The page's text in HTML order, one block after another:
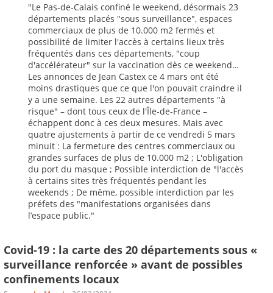
"Le Pas-de-Calais confiné le weekend, désormais 23
départements placés "sous surveillance", espaces
commerciaux de plus de 10.000 m2 fermés et
possibilité de limiter l'accès à certains lieux très
fréquentés dans ces départements, "coup
d'accélérateur" sur la vaccination dès ce weekend…
Les annonces de Jean Castex ce 4 mars ont été
moins drastiques que ce que l'on pouvait craindre il
y a une semaine. Les 22 autres départements "à
risque" – dont tous ceux de l'Île-de-France –
échappent donc à ces deux mesures. Mais avec
quatre ajustements à partir de ce vendredi 5 mars
minuit : La fermeture des centres commerciaux ou
grandes surfaces de plus de 10.000 m2 ; L'obligation
du port du masque ; Possible interdiction de "l'accès
à certains sites très fréquentés pendant les
weekends ; De même, possible interdiction par les
préfets des "manifestations organisées dans
l’espace public."
Covid-19 : la carte des 20 départements sous «
surveillance renforcée » avant de possibles
confinements locaux